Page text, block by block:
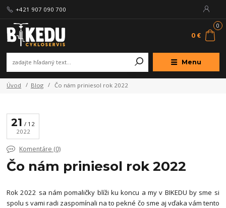
Menu
+421 907 090 700
0
0 €
Úvod Blog Čo nám priniesol rok 2022
21
12
2022
Komentáre (0)
Čo nám priniesol rok 2022
Rok 2022 sa nám pomaličky blíži ku koncu a my v BIKEDU by sme si
spolu s vami radi zaspomínali na to pekné čo sme aj vďaka vám tento